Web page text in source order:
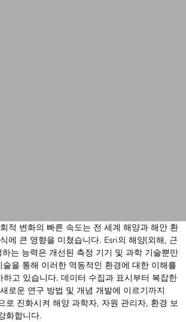
적 변화의 빠른 속도는 전 세계 해양과 해안 환
에 큰 영향을 미쳤습니다. Esri의 해양(외해, 근
는 능력은 개선된 측정 기기 및 과학 기술뿐만
술을 통해 이러한 역동적인 환경에 대한 이해를
하고 있습니다. 데이터 수집과 표시부터 복잡한
로운 연구 방법 및 개념 개발에 이르기까지
로 진화시켜 해양 과학자, 자원 관리자, 환경 보
화합니다.